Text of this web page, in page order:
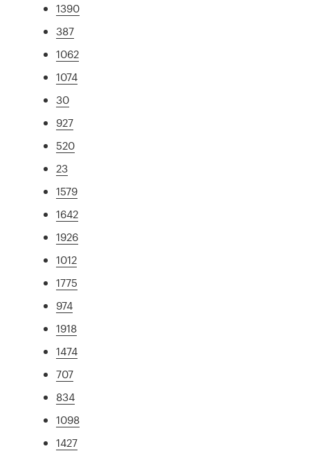
1390
387
1062
1074
30
927
520
23
1579
1642
1926
1012
1775
974
1918
1474
707
834
1098
1427